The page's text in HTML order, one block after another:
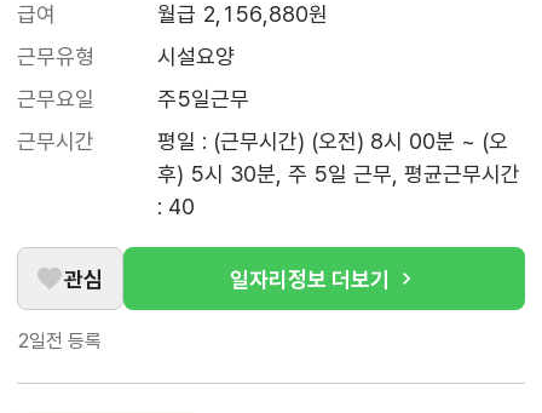
급여
월급 2,156,880원
근무유형
시설요양
근무요일
주5일근무
근무시간
평일 : (근무시간) (오전) 8시 00분 ~ (오
후) 5시 30분, 주 5일 근무, 평균근무시간
: 40
관심 일자리정보 더보기
2일전 등록